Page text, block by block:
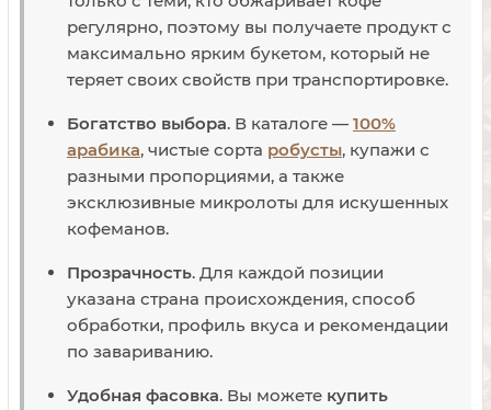
регулярно, поэтому вы получаете продукт с
максимально ярким букетом, который не
теряет своих свойств при транспортировке.
Богатство выбора. В каталоге — 100%
арабика, чистые сорта робусты, купажи с
разными пропорциями, а также
эксклюзивные микролоты для искушенных
кофеманов.
Прозрачность. Для каждой позиции
указана страна происхождения, способ
обработки, профиль вкуса и рекомендации
по завариванию.
Удобная фасовка. Вы можете купить